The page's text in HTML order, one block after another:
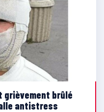
grièvement brûlé
antistress